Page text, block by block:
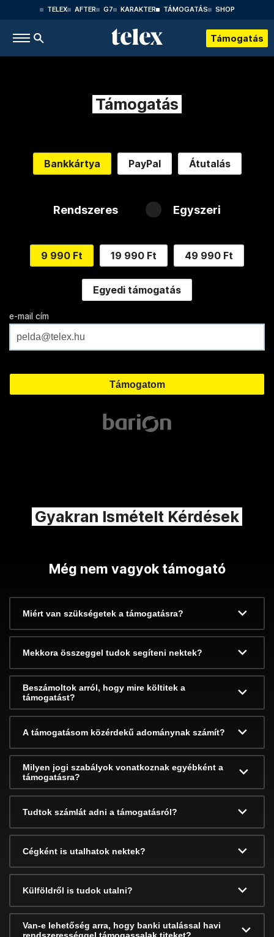
TELEX AFTER G7 KARAKTER TÁMOGATÁS SHOP
Támogatás
Támogatás
Bankkártya PayPal Átutalás
Rendszeres Egyszeri
9 990 Ft 19 990 Ft 49 990 Ft
Egyedi támogatás
e-mail cím
Gyakran Ismételt Kérdések
Még nem vagyok támogató
Miért van szükségetek a támogatásra?
Mekkora összeggel tudok segíteni nektek?
Beszámoltok arról, hogy mire költitek a
támogatást?
A támogatásom közérdekű adománynak számít?
Milyen jogi szabályok vonatkoznak egyébként a
támogatásra?
Tudtok számlát adni a támogatásról?
Cégként is utalhatok nektek?
Külföldről is tudok utalni?
Van-e lehetőség arra, hogy banki utalással havi